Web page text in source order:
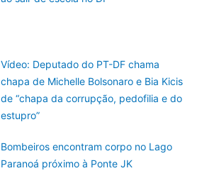
Vídeo: Deputado do PT-DF chama
chapa de Michelle Bolsonaro e Bia Kicis
de “chapa da corrupção, pedofilia e do
estupro”
Bombeiros encontram corpo no Lago
Paranoá próximo à Ponte JK